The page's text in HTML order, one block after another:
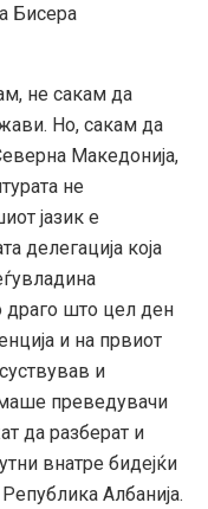
Бисера
не сакам да
Но, сакам да
Македонија,
не
јазик е
делегација која
драго што цел ден
и на првиот
и
преведувачи
да разберат и
внатре бидејќи
Албанија.